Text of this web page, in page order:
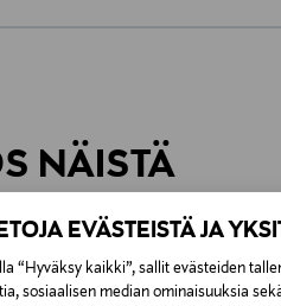
EVÄSTEISTÄ JA
“Hyväksy kaikki”, sallit evästeiden
sosiaalisen median ominaisuuksia
NÄISTÄ